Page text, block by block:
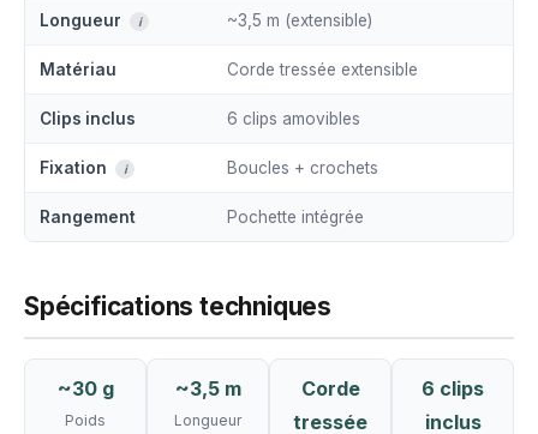
Longueur i ~3,5 m (extensible)
Matériau Corde tressée extensible
Clips inclus 6 clips amovibles
Fixation i Boucles + crochets
Rangement Pochette intégrée
Spécifications techniques
~30 g
Poids
~3,5 m
Longueur
Corde
tressée
6 clips
inclus